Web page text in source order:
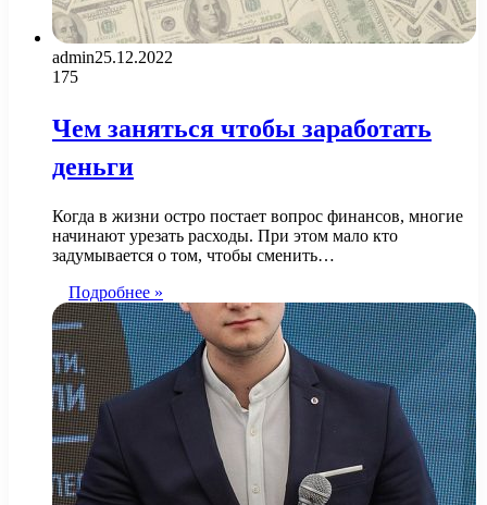
admin25.12.2022
175
Чем заняться чтобы заработать
деньги
Когда в жизни остро постает вопрос финансов, многие
начинают урезать расходы. При этом мало кто
задумывается о том, чтобы сменить…
Подробнее »